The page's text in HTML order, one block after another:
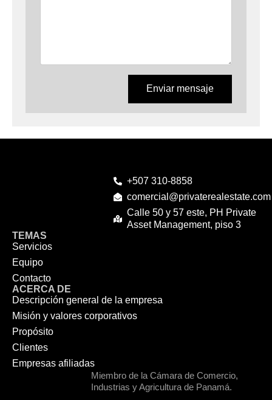
Enviar mensaje
+507 310-8858
comercial@privaterealestate.com
Calle 50 y 57 este, PH Private
Asset Management, piso 3
TEMAS
Servicios
Equipo
Contacto
ACERCA DE
Descripción general de la empresa
Misión y valores corporativos
Propósito
Clientes
Empresas afiliadas
Miembro de la Cámara de Comercio,
Industrias y Agricultura de Panamá.